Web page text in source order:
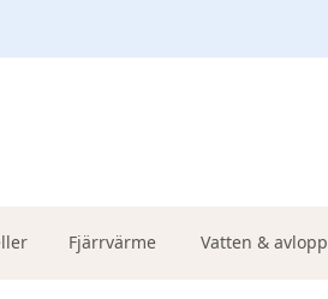
Fjärrvärme Vatten & avlopp